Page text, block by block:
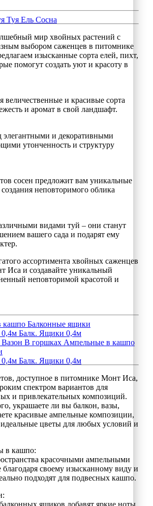
Туя Ель Сосна
мир хвойных растений с
выбором саженцев в питомнике
изысканные сорта елей, пихт,
помогут создать уют и красоту в
величественные и красивые сорта
и аромат в свой ландшафт.
элегантными и декоративными
утонченность и структуру
сосен предложит вам уникальные
неповторимого облика
видами туй – они станут
вашего сада и подарят ему
ассортимента хвойных саженцев
Иса и создавайте уникальный
неповторимой красотой и
кашпо Балконные ящики
Балк. Ящики 0,4м
Вазон В горшках Ампельные в кашпо
Балк. Ящики 0,4м
доступное в питомнике Монт Иса,
спектром вариантов для
и привлекательных композиций.
украшаете ли вы балкон, вазы,
красивые ампельные композиции,
цветы для любых условий и
в кашпо:
красочными ампельными
благодаря своему изысканному виду и
подходят для подвесных кашпо.
ящиков добавят яркие ноты